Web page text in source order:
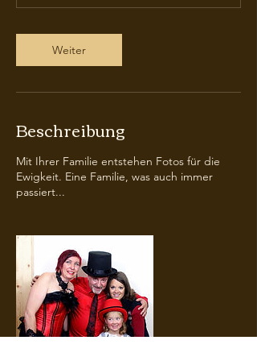
.
Weiter
Beschreibung
Mit Ihrer Familie entstehen Fotos für die
Ewigkeit. Eine Familie, was auch immer
passiert...